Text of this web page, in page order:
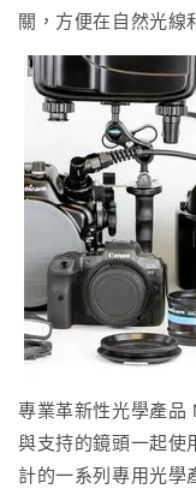
關，方便在自然光線
專業革新性光學產品
與支持的鏡頭一起使
計的一系列專用光學